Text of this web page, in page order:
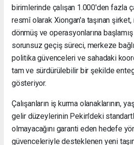
birimlerinde çalışan 1.000'den fazla
resmî olarak Xiongan'a taşınan
dönmüş ve operasyonlarına
sorunsuz geçiş süreci, merkeze
politika güvenceleri ve sahadaki
tam ve sürdürülebilir bir şekilde
gösteriyor.
Çalışanların iş kurma olanaklarının,
gelir düzeylerinin Pekin'deki
olmayacağını garanti eden hedefe
güvenceleriyle desteklenen yeni